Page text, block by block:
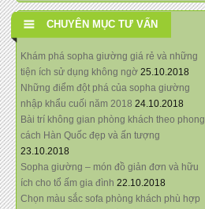
CHUYÊN MỤC TƯ VẤN
Khám phá sopha giường giá rẻ và những
tiện ích sử dụng không ngờ 25.10.2018
Những điểm đột phá của sopha giường
nhập khẩu cuối năm 2018 24.10.2018
Bài trí không gian phòng khách theo phong
cách Hàn Quốc đẹp và ấn tượng
23.10.2018
Sopha giường – món đồ giản đơn và hữu
ích cho tổ ấm gia đình 22.10.2018
Chọn màu sắc sofa phòng khách phù hợp